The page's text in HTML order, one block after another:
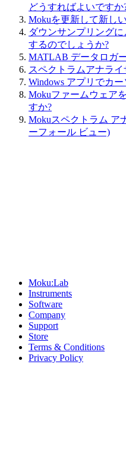
どうすればよいですか
Mokuを更新して新し
ダウンサンプリング
するのでしょうか?
MATLAB データロガ
スペクトラムアナラ
Windows アプリでカ
Mokuファームウェア
すか?
Mokuスペクトラム ア
ーフォール ビュー)
Moku:Lab
Instruments
Software
Company
Support
Store
Terms & Conditions
Privacy Policy